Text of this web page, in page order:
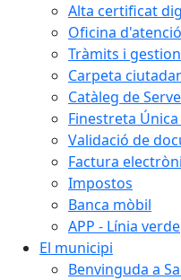
Alta certificat
Oficina
Tràmits i
Carpeta
Catàleg de
Finestreta
Validació de
Factura
Impostos
Banca mòbil
APP - Línia verde
El municipi
Benvinguda a